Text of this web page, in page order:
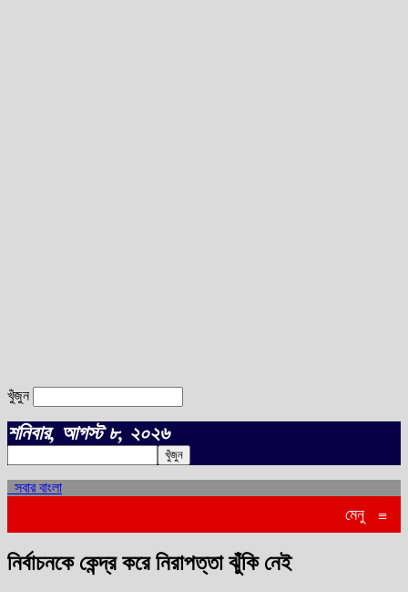
খুঁজুন
শনিবার, আগস্ট ৮, ২০২৬
সবার বাংলা
মেনু ≡
নির্বাচনকে কেন্দ্র করে নিরাপত্তা ঝুঁকি নেই